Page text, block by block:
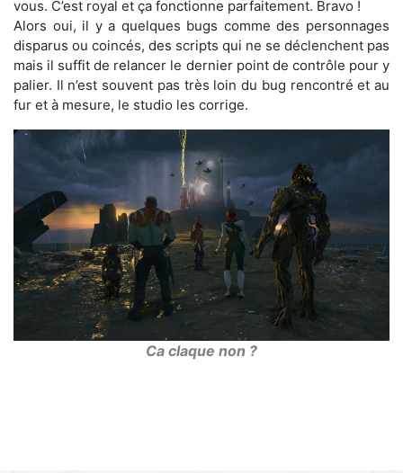
vous. C’est royal et ça fonctionne parfaitement. Bravo !
Alors oui, il y a quelques bugs comme des personnages
disparus ou coincés, des scripts qui ne se déclenchent pas
mais il suffit de relancer le dernier point de contrôle pour y
palier. Il n’est souvent pas très loin du bug rencontré et au
fur et à mesure, le studio les corrige.
Ca claque non ?